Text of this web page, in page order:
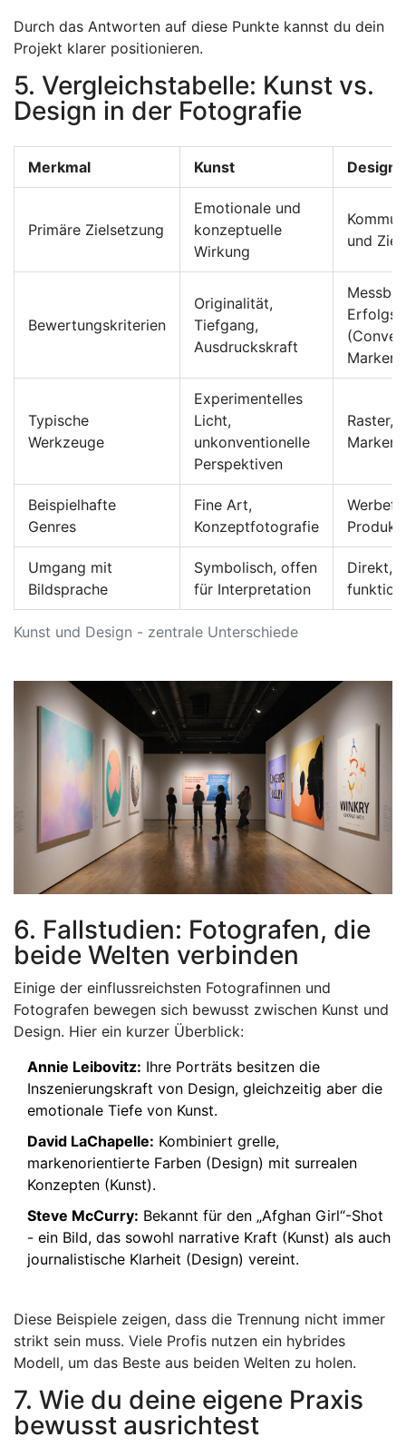
Durch das Antworten auf diese Punkte kannst du dein
Projekt klarer positionieren.
5. Vergleichstabelle: Kunst vs.
Design in der Fotografie
Kunst und Design - zentrale Unterschiede
Merkmal Kunst Design
Primäre Zielsetzung
Emotionale und
konzeptuelle
Wirkung
und
Bewertungskriterien
Originalität,
Tiefgang,
Ausdruckskraft
Typische
Werkzeuge
Experimentelles
Licht,
unkonventionelle
Perspektiven
Raster,
Beispielhafte
Genres
Fine Art,
Konzeptfotografie
Umgang mit
Bildsprache
Symbolisch, offen
für Interpretation
Direkt,
6. Fallstudien: Fotografen, die
beide Welten verbinden
Einige der einflussreichsten Fotografinnen und
Fotografen bewegen sich bewusst zwischen Kunst und
Design. Hier ein kurzer Überblick:
Annie Leibovitz: Ihre Porträts besitzen die
Inszenierungskraft von Design, gleichzeitig aber die
emotionale Tiefe von Kunst.
David LaChapelle: Kombiniert grelle,
markenorientierte Farben (Design) mit surrealen
Konzepten (Kunst).
Steve McCurry: Bekannt für den „Afghan Girl“-Shot
- ein Bild, das sowohl narrative Kraft (Kunst) als auch
journalistische Klarheit (Design) vereint.
Diese Beispiele zeigen, dass die Trennung nicht immer
strikt sein muss. Viele Profis nutzen ein hybrides
Modell, um das Beste aus beiden Welten zu holen.
7. Wie du deine eigene Praxis
bewusst ausrichtest